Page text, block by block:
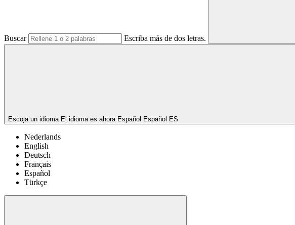
Buscar Escriba más de dos letras.
Escoja un idioma El idioma es ahora Español Español ES
Nederlands
English
Deutsch
Français
Español
Türkçe